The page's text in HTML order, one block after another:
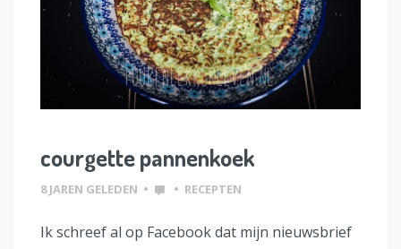
courgette pannenkoek
8 JAREN GELEDEN • • RECEPTEN
Ik schreef al op Facebook dat mijn nieuwsbrief